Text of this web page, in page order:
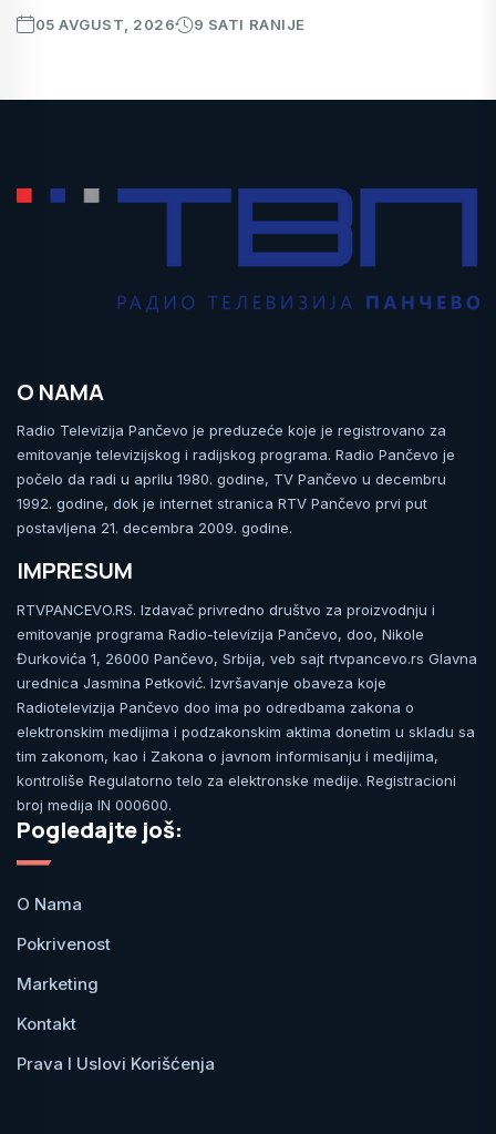
05 AVGUST, 2026 9 SATI RANIJE
O NAMA
Radio Televizija Pančevo je preduzeće koje je registrovano za
emitovanje televizijskog i radijskog programa. Radio Pančevo je
počelo da radi u aprilu 1980. godine, TV Pančevo u decembru
1992. godine, dok je internet stranica RTV Pančevo prvi put
postavljena 21. decembra 2009. godine.
IMPRESUM
RTVPANCEVO.RS. Izdavač privredno društvo za proizvodnju i
emitovanje programa Radio-televizija Pančevo, doo, Nikole
Đurkovića 1, 26000 Pančevo, Srbija, veb sajt rtvpancevo.rs Glavna
urednica Jasmina Petković. Izvršavanje obaveza koje
Radiotelevizija Pančevo doo ima po odredbama zakona o
elektronskim medijima i podzakonskim aktima donetim u skladu sa
tim zakonom, kao i Zakona o javnom informisanju i medijima,
kontroliše Regulatorno telo za elektronske medije. Registracioni
broj medija IN 000600.
Pogledajte još:
O Nama
Pokrivenost
Marketing
Kontakt
Prava I Uslovi Korišćenja